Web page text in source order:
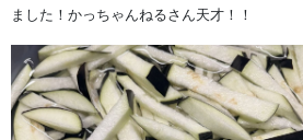
ました！かっちゃんねるさん天才！！